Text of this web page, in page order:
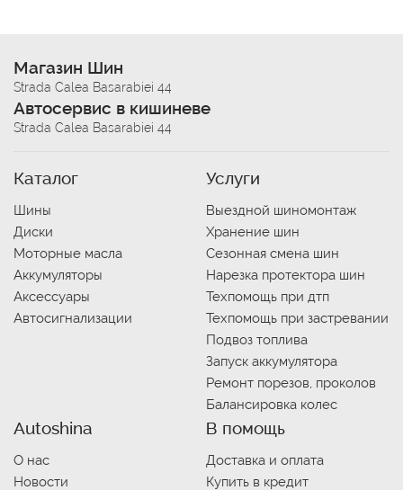
Магазин Шин
Strada Calea Basarabiei 44
Автосервис в кишиневе
Strada Calea Basarabiei 44
Каталог
Шины
Диски
Моторные масла
Аккумуляторы
Аксессуары
Автосигнализации
Услуги
Выездной шиномонтаж
Хранение шин
Сезонная смена шин
Нарезка протектора шин
Техпомощь при дтп
Техпомощь при застревании
Подвоз топлива
Запуск аккумулятора
Ремонт порезов, проколов
Балансировка колес
Autoshina
О нас
Новости
В помощь
Доставка и оплата
Купить в кредит